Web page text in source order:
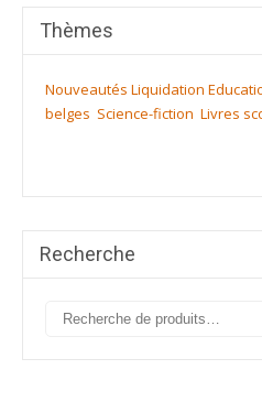
Thèmes
Nouveautés Liquidation
belges Science-fiction Livres
Recherche
Recherche